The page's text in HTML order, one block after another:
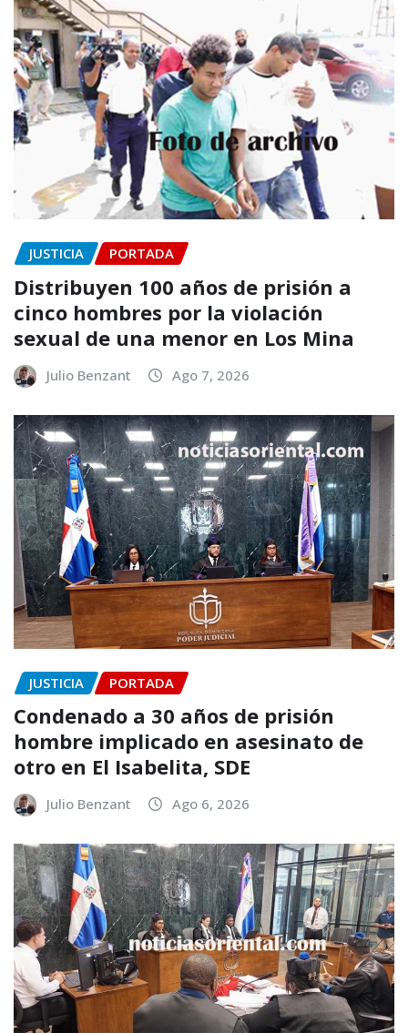
JUSTICIA PORTADA
Distribuyen 100 años de prisión a
cinco hombres por la violación
sexual de una menor en Los Mina
Julio Benzant Ago 7, 2026
JUSTICIA PORTADA
Condenado a 30 años de prisión
hombre implicado en asesinato de
otro en El Isabelita, SDE
Julio Benzant Ago 6, 2026